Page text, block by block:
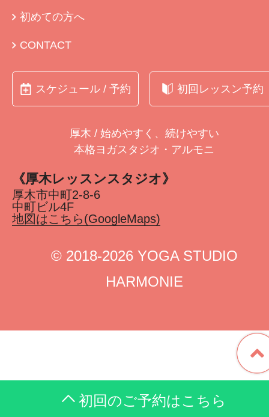
初回のご予約はこちら
初めての方へ
CONTACT
スケジュール / 予約 初回レッスン予約
厚木 / 始めやすく、続けやすい
本格ヨガスタジオ・アルモニ
《厚木レッスンスタジオ》
厚木市中町2-8-6
中町ビル4F
地図はこちら(GoogleMaps)
©︎ 2018-2026 YOGA STUDIO
HARMONIE